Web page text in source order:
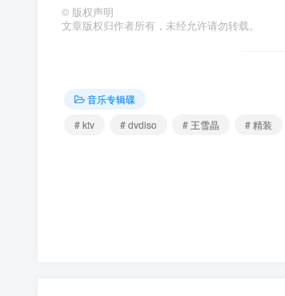
© 版权声明
文章版权归作者所有，未经允许请勿转载。
音乐专辑碟
# ktv
# dvdiso # 王雪晶 # 精装